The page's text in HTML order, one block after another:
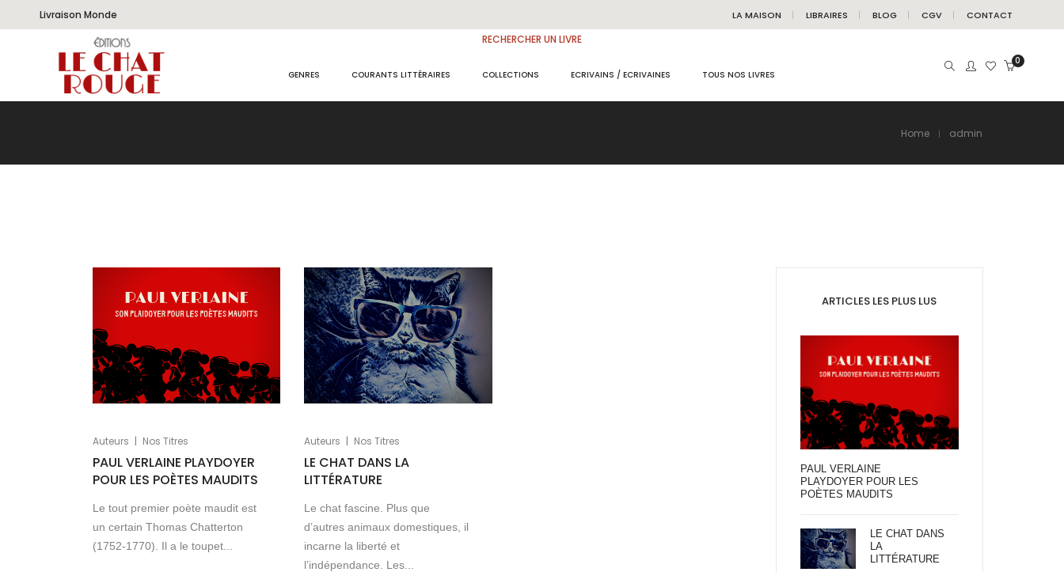
Livraison Monde LA MAISON LIBRAIRES BLOG CGV CONTACT
RECHERCHER UN LIVRE
GENRES COURANTS LITTÉRAIRES COLLECTIONS ECRIVAINS / ECRIVAINES TOUS NOS LIVRES
0
Home admin
Auteurs | Nos Titres
PAUL VERLAINE PLAYDOYER
POUR LES POÈTES MAUDITS
Le tout premier poète maudit est
un certain Thomas Chatterton
(1752-1770). Il a le toupet...
Auteurs | Nos Titres
LE CHAT DANS LA
LITTÉRATURE
Le chat fascine. Plus que
d’autres animaux domestiques, il
incarne la liberté et
l’indépendance. Les...
ARTICLES LES PLUS LUS
PAUL VERLAINE
PLAYDOYER POUR LES
POÈTES MAUDITS
LE CHAT DANS
LA
LITTÉRATURE